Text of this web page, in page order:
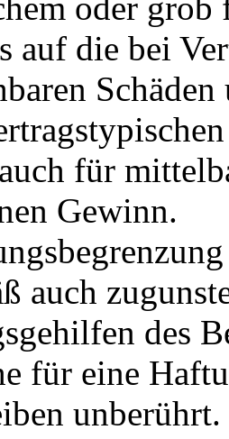
auf die bei
für
Gewinn.
auch
des
für eine
unberührt.